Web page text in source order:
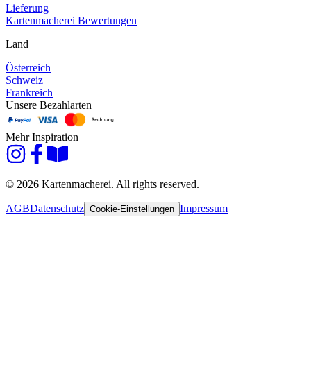
Lieferung
Kartenmacherei Bewertungen
Land
Österreich
Schweiz
Frankreich
Unsere Bezahlarten
Mehr Inspiration
© 2026 Kartenmacherei. All rights reserved.
AGBDatenschutz Cookie-Einstellungen Impressum